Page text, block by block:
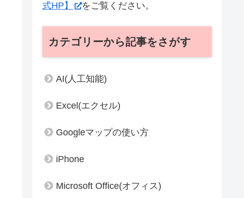
式HP】
をご覧ください。
カテゴリーから記事をさがす
AI(人工知能)
Excel(エクセル)
Googleマップの使い方
iPhone
Microsoft Office(オフィス)